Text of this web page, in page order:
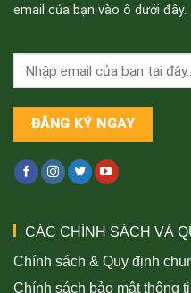
email của bạn vào ô dưới đây.
CÁC CHÍNH SÁCH VÀ
Chính sách & Quy định
Chính sách bảo mật thông